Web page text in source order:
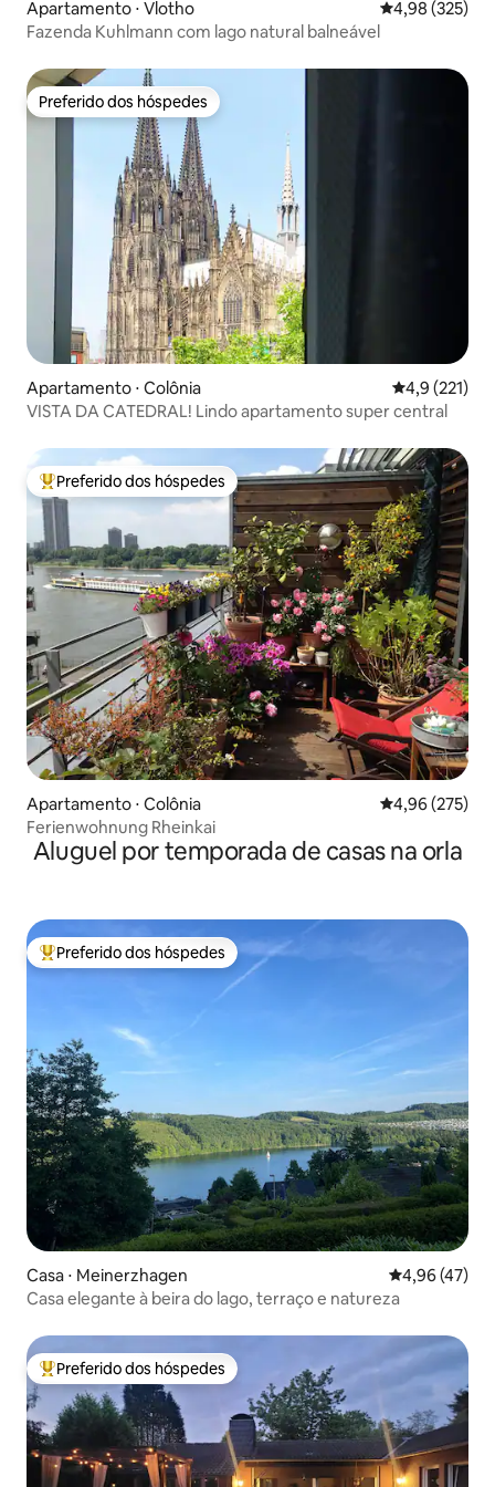
Apartamento ⋅ Vlotho 4,98 de uma
4,98 (325)
Fazenda Kuhlmann com lago natural balneável
Preferido dos hóspedes
Preferido dos hóspedes
Apartamento ⋅ Colônia 4,9 de uma
4,9 (221)
VISTA DA CATEDRAL! Lindo apartamento super central
Entre os melhores preferidos dos hóspedes
Preferido dos hóspedes
Apartamento ⋅ Colônia 4,96 de uma
4,96 (275)
Ferienwohnung Rheinkai
Aluguel por temporada de casas na orla
Entre os melhores preferidos dos hóspedes
Preferido dos hóspedes
Casa ⋅ Meinerzhagen 4,96 de uma
4,96 (47)
Casa elegante à beira do lago, terraço e natureza
Entre os melhores preferidos dos hóspedes
Preferido dos hóspedes